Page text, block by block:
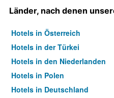
Länder, nach denen
Hotels in Österreich
Hotels in der Türkei
Hotels in den Niederlanden
Hotels in Polen
Hotels in Deutschland